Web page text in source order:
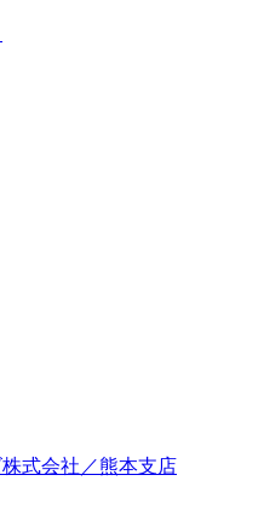
式会社／熊本支店